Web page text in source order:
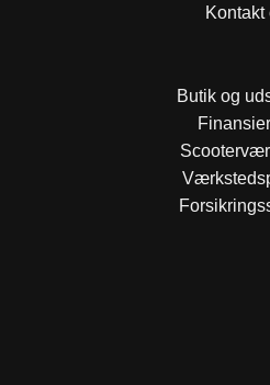
Kontakt
Butik og